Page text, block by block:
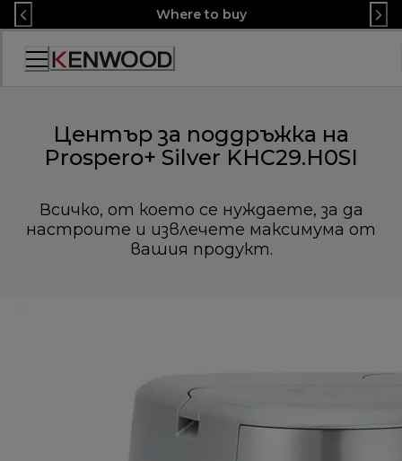
Skip
to
Content
Where to buy
Декларация
Център за поддръжка на
Prospero+ Silver KHC29.H0SI
Всичко, от което се нуждаете, за да
настроите и извлечете максимума от
вашия продукт.